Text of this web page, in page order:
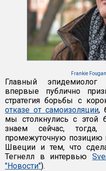
Frankie
Главный
впервые публично
стратегия борьбы с
отказе от самоизоляции,
мы столкнулись с этой
знаем сейчас,
промежуточную позицию
Швеции и тем, что
Тегнелл в интервью
"Новости").